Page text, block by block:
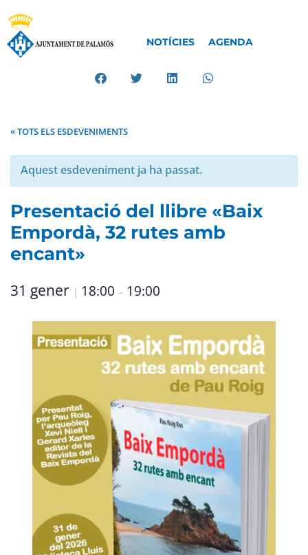
NOTÍCIES AGENDA
« TOTS ELS ESDEVENIMENTS
Aquest esdeveniment ja ha passat.
Presentació del llibre «Baix
Empordà, 32 rutes amb
encant»
31 gener | 18:00 – 19:00